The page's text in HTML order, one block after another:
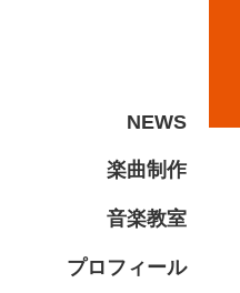
NEWS
楽曲制作
音楽教室
プロフィール